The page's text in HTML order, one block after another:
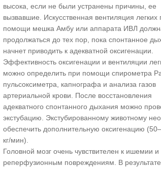
высока, если не были устранены причины, ее
вызвавшие. Искусственная вентиляция легких
помощи мешка Амбу или аппарата ИВЛ
продолжаться до тех пор, пока спонтанное
начнет приводить к адекватной оксигенации.
Эффективность оксигенации и вентиляции
можно определить при помощи спирометра
пульсоксиметра, капнографа и анализа газов
артериальной крови. После восстановления
адекватного спонтанного дыхания можно
экстубацию. Экстубированному животному
обеспечить дополнительную оксигенацию
кг/мин).
Головной мозг очень чувствителен к ишемии и
реперфузионным повреждениям. В результате